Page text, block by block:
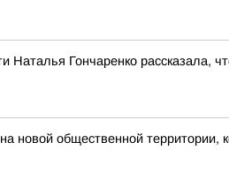
Наталья Гончаренко
новой общественной